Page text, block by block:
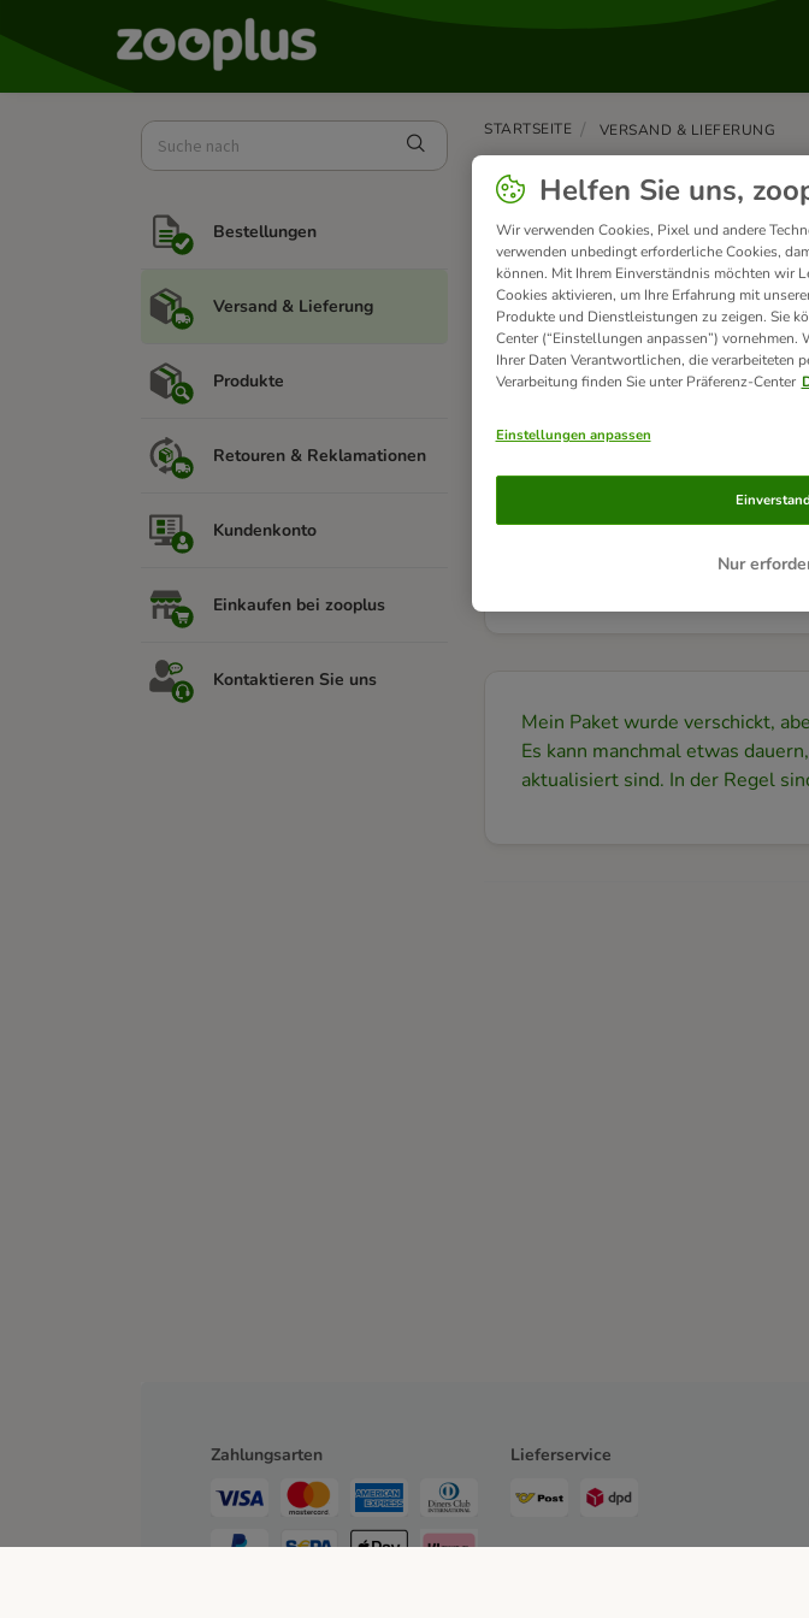
Bestellungen
Versand & Lieferung
Produkte
Retouren & Reklamationen
Kundenkonto
Einkaufen bei zooplus
Kontaktieren Sie uns
STARTSEITE VERSAND & LIEFERUNG
Wann wird mein Paket
Die allermeisten Bestellungen
versandfertigt gemacht. Die
Wie kann ich mein Paket
Sobald Ihr Paket fertig gepackt
Sendungsnummer und einem
Mein Paket wurde verschickt,
Es kann manchmal etwas
aktualisiert sind. In der Regel
Zahlungsarten Lieferservice
Helfen Sie uns,
Wir verwenden Cookies, Pixel und andere
verwenden unbedingt erforderliche Cookies,
können. Mit Ihrem Einverständnis möchten wir
Cookies aktivieren, um Ihre Erfahrung mit
Produkte und Dienstleistungen zu zeigen. Sie
Center (“Einstellungen anpassen”)
Ihrer Daten Verantwortlichen, die verarbeiteten
Verarbeitung finden Sie unter Präferenz-Center
Einstellungen anpassen
Nur